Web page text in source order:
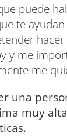
puede
te
y me
me
una
muy